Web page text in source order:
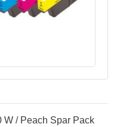
W / Peach Spar Pack